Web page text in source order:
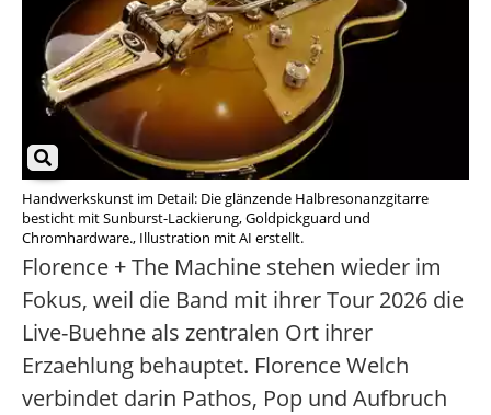
Handwerkskunst im Detail: Die glänzende Halbresonanzgitarre
besticht mit Sunburst-Lackierung, Goldpickguard und
Chromhardware., Illustration mit AI erstellt.
Florence + The Machine stehen wieder im
Fokus, weil die Band mit ihrer Tour 2026 die
Live-Buehne als zentralen Ort ihrer
Erzaehlung behauptet. Florence Welch
verbindet darin Pathos, Pop und Aufbruch